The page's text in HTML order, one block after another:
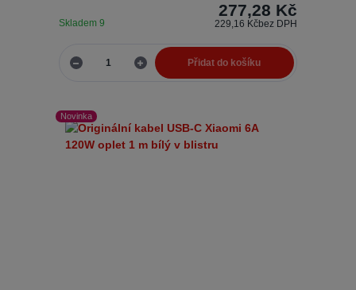
277,28 Kč
229,16 Kčbez DPH
Skladem 9
Přidat do košíku
Novinka